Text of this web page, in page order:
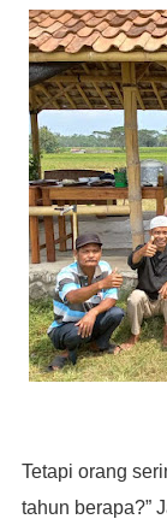
Tetapi orang
tahun berapa?”